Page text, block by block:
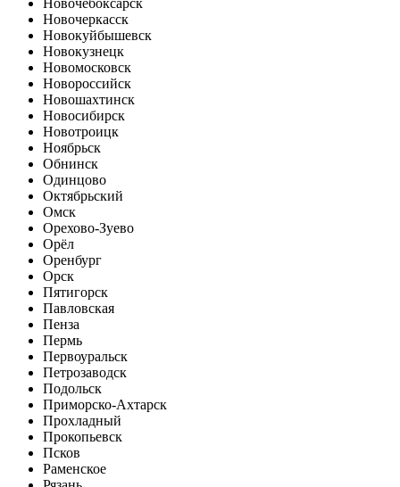
Новочебоксарск
Новочеркасск
Новокуйбышевск
Новокузнецк
Новомосковск
Новороссийск
Новошахтинск
Новосибирск
Новотроицк
Ноябрьск
Обнинск
Одинцово
Октябрьский
Омск
Орехово-Зуево
Орёл
Оренбург
Орск
Пятигорск
Павловская
Пенза
Пермь
Первоуральск
Петрозаводск
Подольск
Приморско-Ахтарск
Прохладный
Прокопьевск
Псков
Раменское